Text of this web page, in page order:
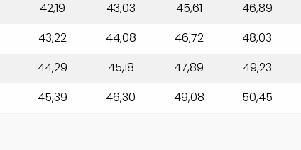
42,19 43,03 45,61 46,89
43,22 44,08 46,72 48,03
44,29 45,18 47,89 49,23
45,39 46,30 49,08 50,45